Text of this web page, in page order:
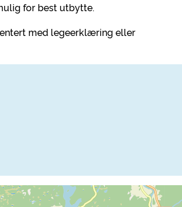
for best utbytte.
med legeerklæring eller